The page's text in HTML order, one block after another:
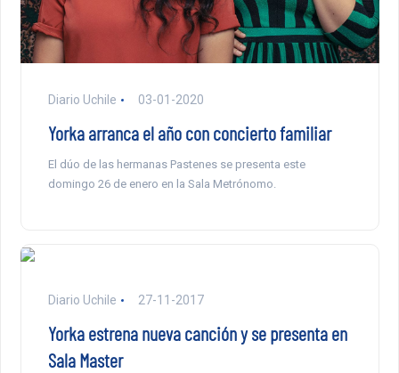
Diario Uchile 03-01-2020
Yorka arranca el año con concierto familiar
El dúo de las hermanas Pastenes se presenta este
domingo 26 de enero en la Sala Metrónomo.
Diario Uchile 27-11-2017
Yorka estrena nueva canción y se presenta en
Sala Master